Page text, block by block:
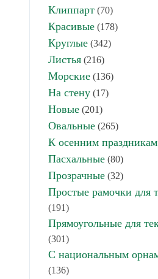
Клиппарт (70)
Красивые (178)
Круглые (342)
Листья (216)
Морские (136)
На стену (17)
Новые (201)
Овальные (265)
К осенним праздникам
Пасхальные (80)
Прозрачные (32)
Простые рамочки для
(191)
Прямоугольные для
(301)
С национальным
(136)